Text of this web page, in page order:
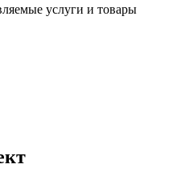
услуги и товары